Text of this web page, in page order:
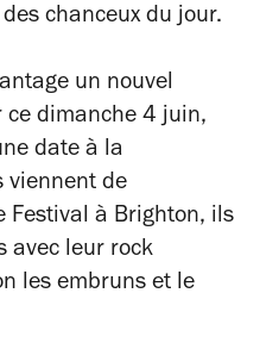
chanceux du jour.
un nouvel
ce dimanche 4 juin,
date à la
viennent de
Festival à Brighton, ils
avec leur rock
les embruns et le